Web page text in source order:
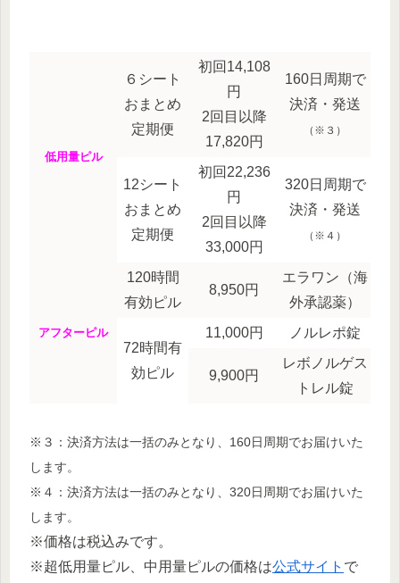
低用量ピル
６シート
おまとめ
定期便
初回14,108
円
2回目以降
17,820円
160日周期で
決済・発送
（※３）
12シート
おまとめ
定期便
初回22,236
円
2回目以降
33,000円
320日周期で
決済・発送
（※４）
アフターピル
120時間
有効ピル
8,950円
エラワン（海
外承認薬）
72時間有
効ピル
11,000円 ノルレポ錠
9,900円
レボノルゲス
トレル錠
※３：決済方法は一括のみとなり、160日周期でお届けいた
します。
※４：決済方法は一括のみとなり、320日周期でお届けいた
します。
※価格は税込みです。
※超低用量ピル、中用量ピルの価格は公式サイト で